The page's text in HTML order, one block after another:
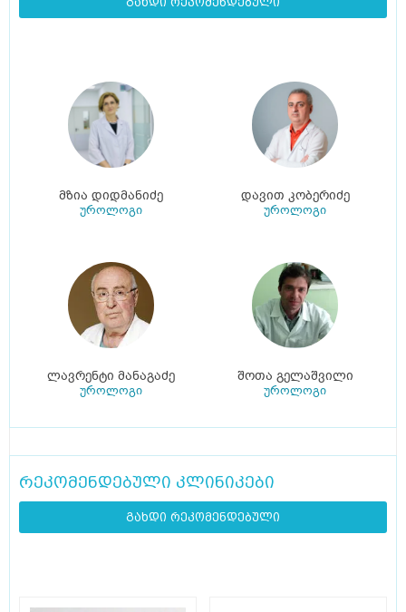
მზია დიდმანიძე
უროლოგი
დავით კობერიძე
უროლოგი
ლავრენტი მანაგაძე
უროლოგი
შოთა გელაშვილი
უროლოგი
რეკომენდებული კლინიკები
გახდი რეკომენდებული